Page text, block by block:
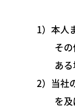
1）本人
そ
あ
2）当社
を